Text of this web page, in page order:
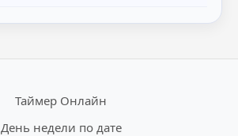
Таймер Онлайн
День недели по дате